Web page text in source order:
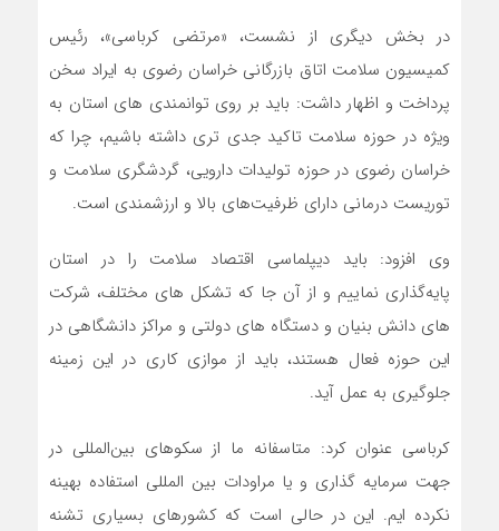
در بخش دیگری از نشست، «مرتضی کرباسی»، رئیس
کمیسیون سلامت اتاق بازرگانی خراسان رضوی به ایراد سخن
پرداخت و اظهار داشت: باید بر روی توانمندی های استان به
ویژه در حوزه سلامت تاکید جدی تری داشته باشیم، چرا که
خراسان رضوی در حوزه تولیدات دارویی، گردشگری سلامت و
توریست درمانی دارای ظرفیت‌های بالا و ارزشمندی است.
وی افزود: باید دیپلماسی اقتصاد سلامت را در استان
پایه‌گذاری نماییم و از آن جا که تشکل های مختلف، شرکت
های دانش بنیان و دستگاه های دولتی و مراکز دانشگاهی در
این حوزه فعال هستند، باید از موازی کاری در این زمینه
جلوگیری به عمل آید.
کرباسی عنوان کرد: متاسفانه ما از سکوهای بین‌المللی در
جهت سرمایه گذاری و یا مراودات بین المللی استفاده بهینه
نکرده ایم. این در حالی است که کشورهای بسیاری تشنه